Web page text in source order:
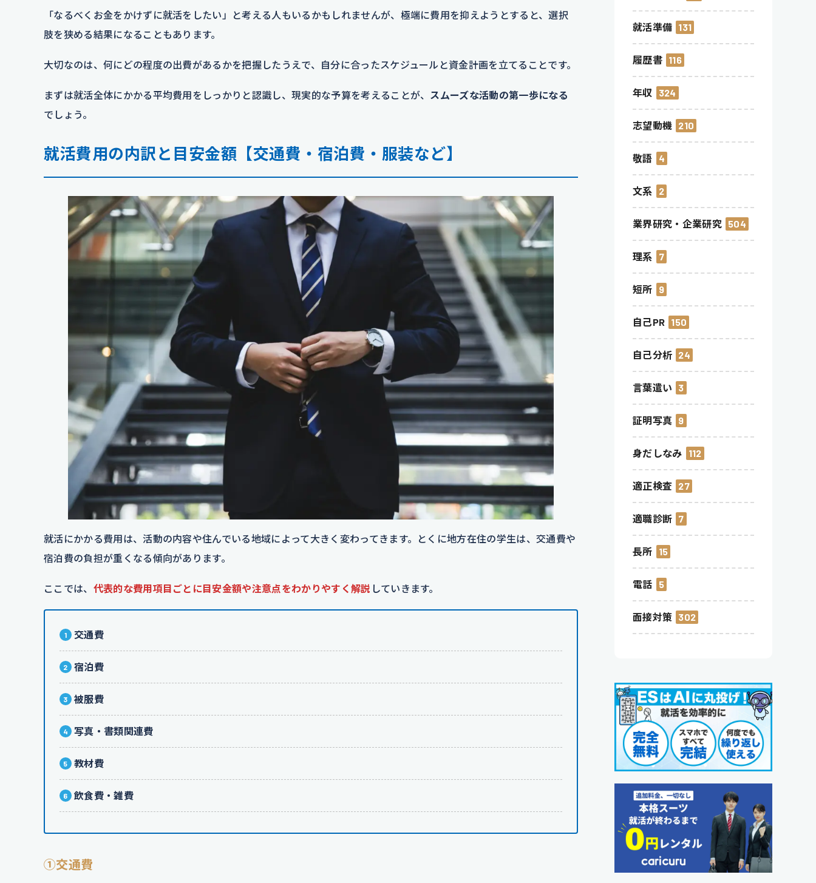
「なるべくお金をかけずに就活をしたい」と考える人もいるかもしれませんが、極端に費用を抑えようとすると、選択
肢を狭める結果になることもあります。
大切なのは、何にどの程度の出費があるかを把握したうえで、自分に合ったスケジュールと資金計画を立てることです。
まずは就活全体にかかる平均費用をしっかりと認識し、現実的な予算を考えることが、 スムーズな活動の第一歩になる
でしょう。
就活費用の内訳と目安金額【交通費・宿泊費・服装など】
就活にかかる費用は、活動の内容や住んでいる地域によって大きく変わってきます。とくに地方在住の学生は、交通費や
宿泊費の負担が重くなる傾向があります。
ここでは、 代表的な費用項目ごとに目安金額や注意点をわかりやすく解説 していきます。
交通費
宿泊費
被服費
写真・書類関連費
教材費
飲食費・雑費
①交通費
就活準備 131
履歴書 116
年収 324
志望動機 210
敬語 4
文系 2
業界研究・企業研究 504
理系 7
短所 9
自己PR 150
自己分析 24
言葉遣い 3
証明写真 9
身だしなみ 112
適正検査 27
適職診断 7
長所 15
電話 5
面接対策 302